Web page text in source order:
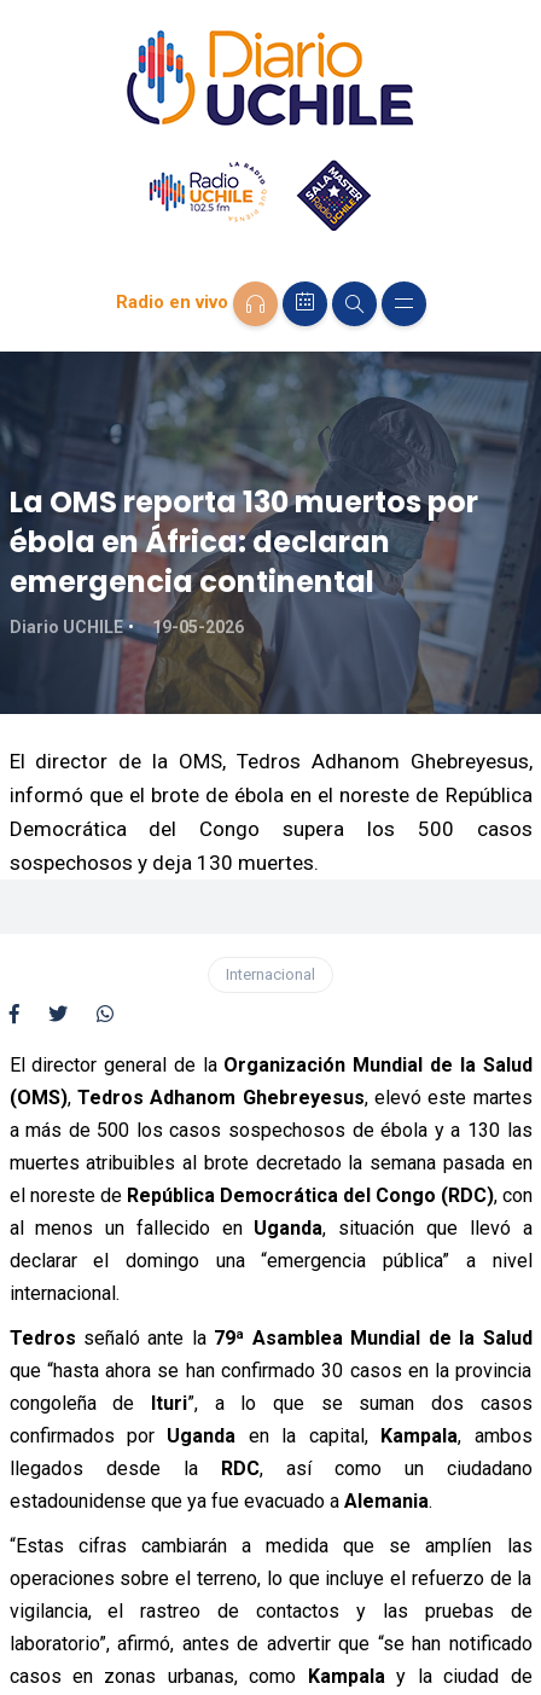
Radio en vivo
La OMS reporta 130 muertos por
ébola en África: declaran
emergencia continental
Diario UCHILE 19-05-2026
El director de la OMS, Tedros Adhanom Ghebreyesus,
informó que el brote de ébola en el noreste de República
Democrática del Congo supera los 500 casos
sospechosos y deja 130 muertes.
Internacional
El director general de la Organización Mundial de la Salud
(OMS), Tedros Adhanom Ghebreyesus, elevó este martes
a más de 500 los casos sospechosos de ébola y a 130 las
muertes atribuibles al brote decretado la semana pasada en
el noreste de República Democrática del Congo (RDC), con
al menos un fallecido en Uganda, situación que llevó a
declarar el domingo una “emergencia pública” a nivel
internacional.
Tedros señaló ante la 79ª Asamblea Mundial de la Salud
que “hasta ahora se han confirmado 30 casos en la provincia
congoleña de Ituri”, a lo que se suman dos casos
confirmados por Uganda en la capital, Kampala, ambos
llegados desde la RDC, así como un ciudadano
estadounidense que ya fue evacuado a Alemania.
“Estas cifras cambiarán a medida que se amplíen las
operaciones sobre el terreno, lo que incluye el refuerzo de la
vigilancia, el rastreo de contactos y las pruebas de
laboratorio”, afirmó, antes de advertir que “se han notificado
casos en zonas urbanas, como Kampala y la ciudad de